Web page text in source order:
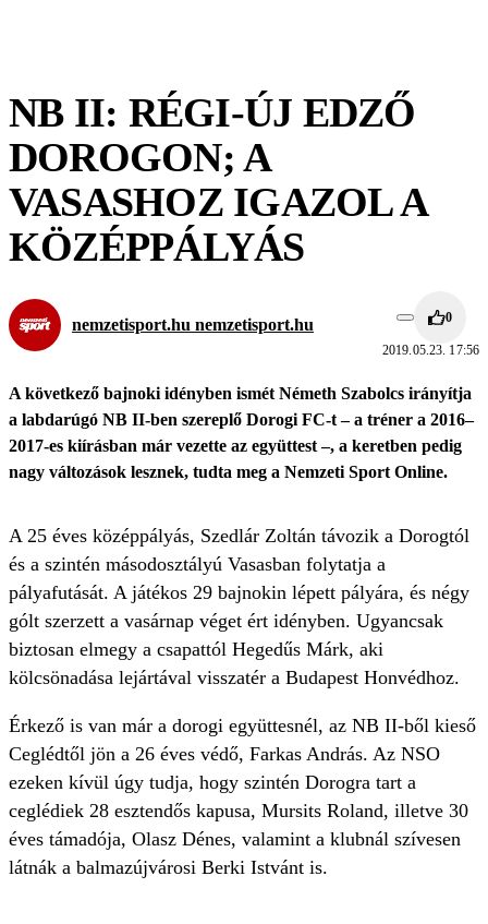
NB II: RÉGI-ÚJ EDZŐ
DOROGON; A
VASASHOZ IGAZOL A
KÖZÉPPÁLYÁS
nemzetisport.hu nemzetisport.hu 0
2019.05.23. 17:56
A következő bajnoki idényben ismét Németh Szabolcs irányítja
a labdarúgó NB II-ben szereplő Dorogi FC-t – a tréner a 2016–
2017-es kiírásban már vezette az együttest –, a keretben pedig
nagy változások lesznek, tudta meg a Nemzeti Sport Online.
A 25 éves középpályás, Szedlár Zoltán távozik a Dorogtól
és a szintén másodosztályú Vasasban folytatja a
pályafutását. A játékos 29 bajnokin lépett pályára, és négy
gólt szerzett a vasárnap véget ért idényben. Ugyancsak
biztosan elmegy a csapattól Hegedűs Márk, aki
kölcsönadása lejártával visszatér a Budapest Honvédhoz.
Érkező is van már a dorogi együttesnél, az NB II-ből kieső
Ceglédtől jön a 26 éves védő, Farkas András. Az NSO
ezeken kívül úgy tudja, hogy szintén Dorogra tart a
ceglédiek 28 esztendős kapusa, Mursits Roland, illetve 30
éves támadója, Olasz Dénes, valamint a klubnál szívesen
látnák a balmazújvárosi Berki Istvánt is.